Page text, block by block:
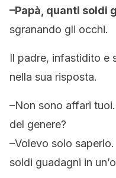
–Papà, quanti soldi
sgranando gli occhi.
Il padre, infastidito e
nella sua risposta.
–Non sono affari
del genere?
–Volevo solo
soldi guadagni in